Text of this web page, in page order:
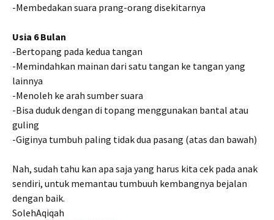
-Membedakan suara prang-orang disekitarnya
Usia 6 Bulan
-Bertopang pada kedua tangan
-Memindahkan mainan dari satu tangan ke tangan yang
lainnya
-Menoleh ke arah sumber suara
-Bisa duduk dengan di topang menggunakan bantal atau
guling
-Giginya tumbuh paling tidak dua pasang (atas dan bawah)
Nah, sudah tahu kan apa saja yang harus kita cek pada anak
sendiri, untuk memantau tumbuuh kembangnya bejalan
dengan baik.
SolehAqiqah